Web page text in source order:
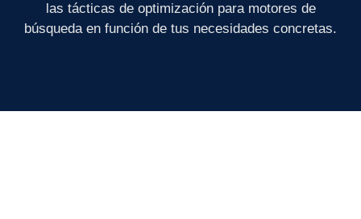
las tácticas de optimización para motores de
búsqueda en función de tus necesidades concretas.